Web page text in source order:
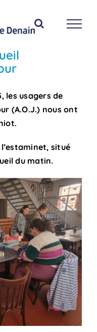
les usagers de
(A.O.J.) nous ont
situé
du matin.